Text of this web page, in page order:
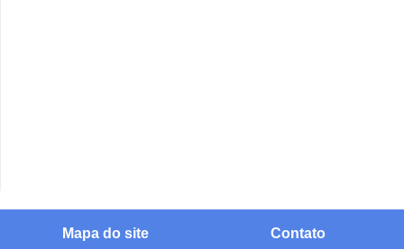
Mapa do site Contato